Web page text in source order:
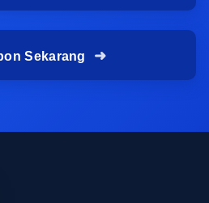
terarah. Lalu ketika
memberi efek semangat
merasa ikut masuk ke
Sekarang